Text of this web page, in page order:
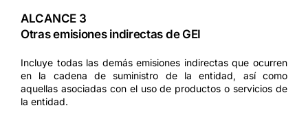
ALCANCE 3
Otras emisiones indirectas de GEI
Incluye todas las demás emisiones indirectas que ocurren
en la cadena de suministro de la entidad, así como
aquellas asociadas con el uso de productos o servicios de
la entidad.